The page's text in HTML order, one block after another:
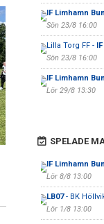
IF Limhamn
Sön 23/8 16:00
Lilla Torg FF -
Sön 23/8 16:00
IF Limhamn
Lör 29/8 13:30
SPELADE
IF Limhamn
Lör 8/8 13:00
LB07- BK
Lör 1/8 13:00